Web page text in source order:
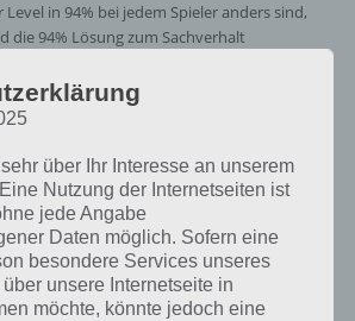
Level in 94% bei jedem Spieler anders sind,
die 94% Lösung zum Sachverhalt
alle richtigen Antworten zum Sachverhalt
Die Lösung ist dabei nach den Prozent-
Antworten:
über Ihr Interesse an unserem
Nutzung der Internetseiten ist
jede Angabe
Daten möglich. Sofern eine
besondere Services unseres
unsere Internetseite in
möchte, könnte jedoch eine